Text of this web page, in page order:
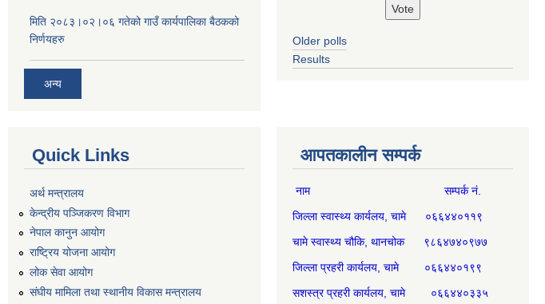
मिति २०८३।०२।०६ गतेको गाउँ कार्यपालिका बैठकको
निर्णयहरु
अन्य
Older polls
Results
Quick Links
अर्थ मन्त्रालय
केन्द्रीय पञ्जिकरण विभाग
नेपाल कानुन आयोग
राष्ट्रिय योजना आयोग
लोक सेवा आयोग
संघीय मामिला तथा स्थानीय विकास मन्त्रालय
आपतकालीन सम्पर्क
नाम सम्पर्क नं.
जिल्ला स्वास्थ्य कार्यलय, चामे ०६६४४०११९
चामे स्वास्थ्य चौकि, थानचोक ९८६४७४०९७७
जिल्ला प्रहरी कार्यलय, चामे ०६६४४०१९९
सशस्त्र प्रहरी कार्यलय, चामे ०६६४४०३३५